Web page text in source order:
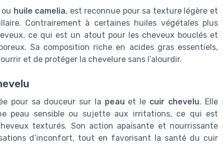
ou huile camelia, est reconnue pour sa texture légère et
Contrairement à certaines huiles végétales plus
ce qui est un atout pour les cheveux bouclés et
Sa composition riche en acides gras essentiels,
et de protéger la chevelure sans l’alourdir.
pour sa douceur sur la peau et le cuir chevelu. Elle
peau sensible ou sujette aux irritations, ce qui est
texturés. Son action apaisante et nourrissante
d’inconfort, tout en favorisant la santé du cuir